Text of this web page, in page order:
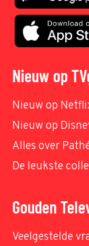
Nieuw op
Nieuw op
Nieuw op
Alles over
De leukste
Gouden
Veelgestelde